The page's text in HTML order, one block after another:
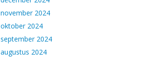
november 2024
oktober 2024
september 2024
augustus 2024